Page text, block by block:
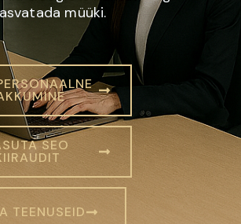
müüki.
SEO
TEENUSEID